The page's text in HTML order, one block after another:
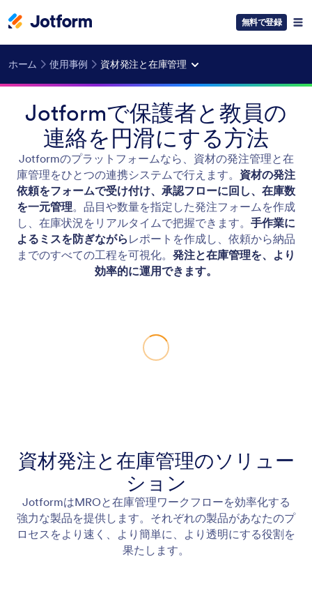
無料で登録
ホーム 使用事例 資材発注と在庫管理
Jotformで保護者と教員の
連絡を円滑にする方法
Jotformのプラットフォームなら、資材の発注管理と在
庫管理をひとつの連携システムで行えます。 資材の発注
依頼をフォームで受け付け、承認フローに回し、在庫数
を一元管理。品目や数量を指定した発注フォームを作成
し、在庫状況をリアルタイムで把握できます。 手作業に
よるミスを防ぎながら レポートを作成し、依頼から納品
までのすべての工程を可視化。 発注と在庫管理を、より
効率的に運用できます。
資材発注と在庫管理のソリュー
ション
JotformはMROと在庫管理ワークフローを効率化する
強力な製品を提供します。それぞれの製品があなたのプ
ロセスをより速く、より簡単に、より透明にする役割を
果たします。